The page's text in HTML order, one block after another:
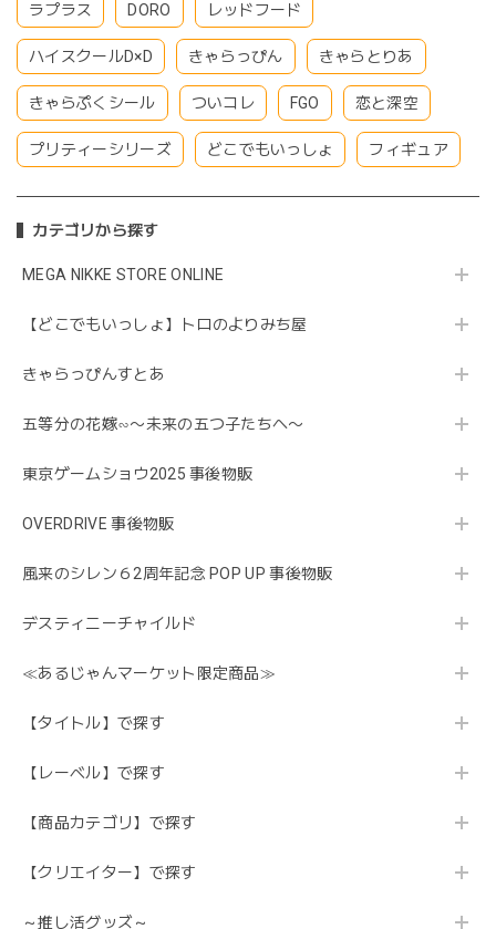
ラプラス DORO レッドフード
ハイスクールD×D きゃらっぴん きゃらとりあ
きゃらぷくシール ついコレ FGO 恋と深空
プリティーシリーズ どこでもいっしょ フィギュア
カテゴリから探す
MEGA NIKKE STORE ONLINE
【どこでもいっしょ】トロのよりみち屋
きゃらっぴんすとあ
五等分の花嫁∽〜未来の五つ子たちへ〜
東京ゲームショウ2025 事後物販
OVERDRIVE 事後物販
風来のシレン６2周年記念 POP UP 事後物販
デスティニーチャイルド
≪あるじゃんマーケット限定商品≫
【タイトル】で探す
【レーベル】で探す
【商品カテゴリ】で探す
【クリエイター】で探す
～推し活グッズ～